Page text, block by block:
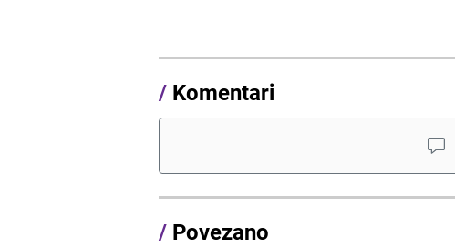
/ Komentari
/ Povezano